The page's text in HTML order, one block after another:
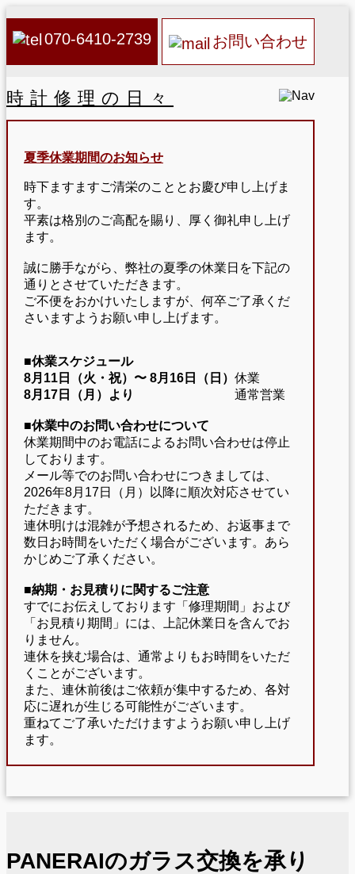
070-6410-2739 お問い合わせ
時計修理の日々
夏季休業期間のお知らせ
時下ますますご清栄のこととお慶び申し上げま
す。
平素は格別のご高配を賜り、厚く御礼申し上げ
ます。
誠に勝手ながら、弊社の夏季の休業日を下記の
通りとさせていただきます。
ご不便をおかけいたしますが、何卒ご了承くだ
さいますようお願い申し上げます。
■休業スケジュール
8月11日（火・祝）〜 8月16日（日） 休業
8月17日（月）より
通常営業
■休業中のお問い合わせについて
休業期間中のお電話によるお問い合わせは停止
しております。
メール等でのお問い合わせにつきましては、
2026年8月17日（月）以降に順次対応させてい
ただきます。
連休明けは混雑が予想されるため、お返事まで
数日お時間をいただく場合がございます。あら
かじめご了承ください。
■納期・お見積りに関するご注意
すでにお伝えしております「修理期間」および
「お見積り期間」には、上記休業日を含んでお
りません。
連休を挟む場合は、通常よりもお時間をいただ
くことがございます。
また、連休前後はご依頼が集中するため、各対
応に遅れが生じる可能性がございます。
重ねてご了承いただけますようお願い申し上げ
ます。
PANERAIのガラス交換を承り